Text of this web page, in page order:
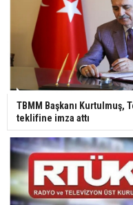
TBMM Başkanı Kurtulmuş,
teklifine imza attı